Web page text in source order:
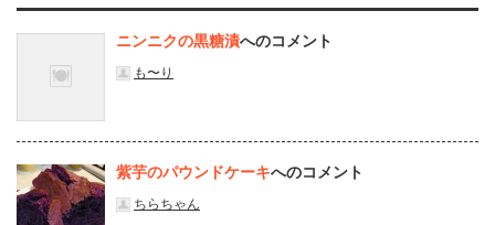
ニンニクの黒糖漬へのコメント
も〜り
紫芋のパウンドケーキへのコメント
ちらちゃん